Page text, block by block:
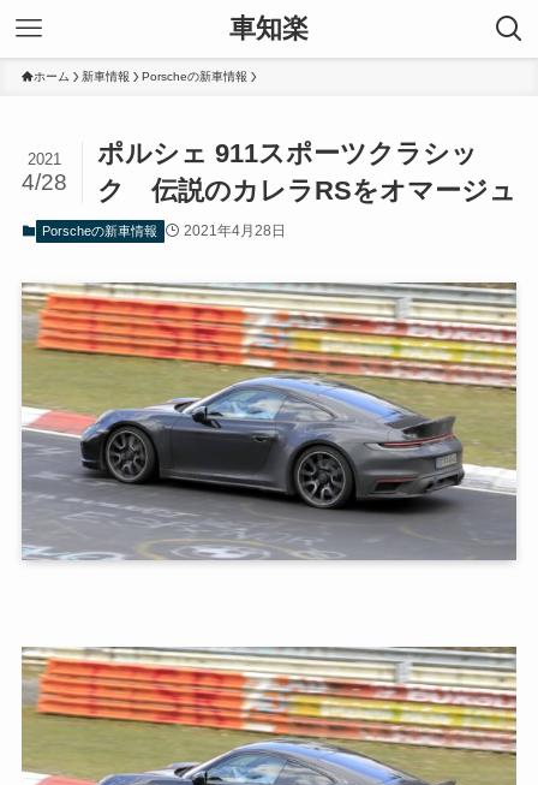
車知楽
ホーム 新車情報 Porscheの新車情報
ポルシェ 911スポーツクラシッ
ク 伝説のカレラRSをオマージュ
2021
4/28
Porscheの新車情報 2021年4月28日